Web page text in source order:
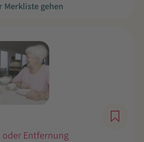
Merkliste gehen
Entfernung